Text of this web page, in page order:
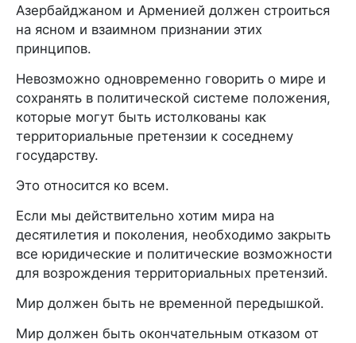
Азербайджаном и Арменией должен строиться
на ясном и взаимном признании этих
принципов.
Невозможно одновременно говорить о мире и
сохранять в политической системе положения,
которые могут быть истолкованы как
территориальные претензии к соседнему
государству.
Это относится ко всем.
Если мы действительно хотим мира на
десятилетия и поколения, необходимо закрыть
все юридические и политические возможности
для возрождения территориальных претензий.
Мир должен быть не временной передышкой.
Мир должен быть окончательным отказом от